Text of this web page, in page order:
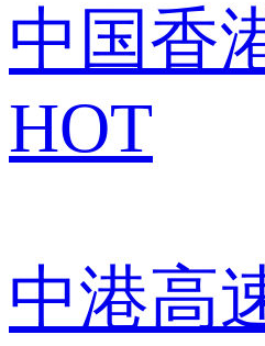
中国香
HOT
中港高